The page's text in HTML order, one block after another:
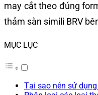
may cắt theo đúng
thảm sàn simili BRV
MỤC LỤC
Tại sao nên sử